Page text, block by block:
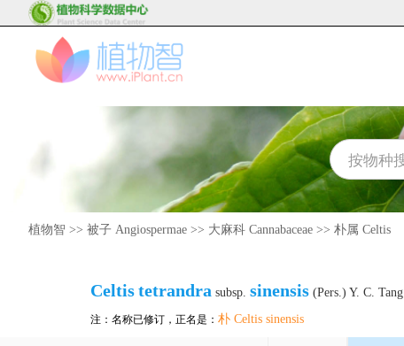
植物智 >> 被子 Angiospermae >> 大麻科 Cannabaceae >> 朴属 Celtis
Celtistetrandra subsp. sinensis (Pers.) Y. C. Tang
注：名称已修订，正名是： 朴 Celtis sinensis